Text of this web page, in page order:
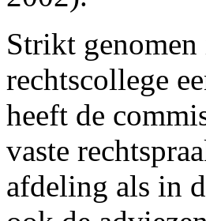
Strikt genomen
rechtscollege
heeft de
vaste
afdeling als in